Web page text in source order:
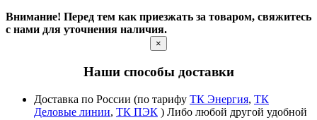
Внимание! Перед тем как приезжать за товаром, свяжитесь
с нами для уточнения наличия.
×
Наши способы доставки
Доставка по России (по тарифу ТК Энергия, ТК
Деловые линии, ТК ПЭК ) Либо любой другой удобной